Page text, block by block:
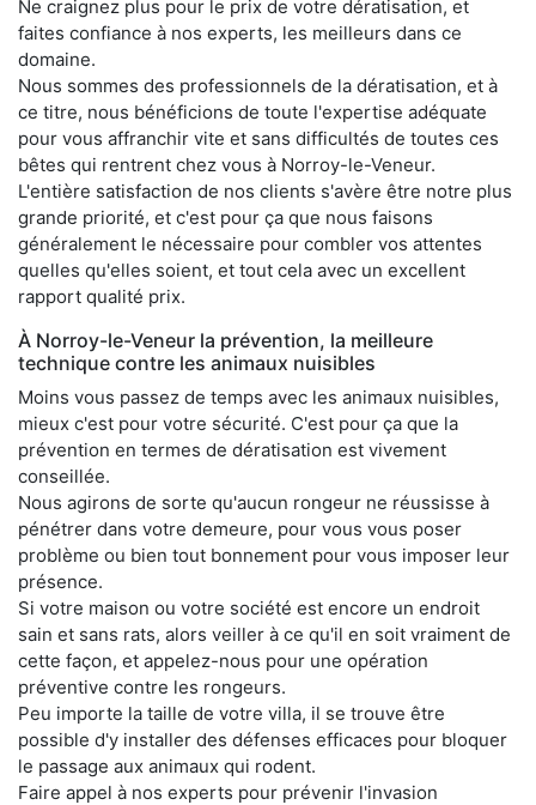
Ne craignez plus pour le prix de votre dératisation, et
faites confiance à nos experts, les meilleurs dans ce
domaine.
Nous sommes des professionnels de la dératisation, et à
ce titre, nous bénéficions de toute l'expertise adéquate
pour vous affranchir vite et sans difficultés de toutes ces
bêtes qui rentrent chez vous à Norroy-le-Veneur.
L'entière satisfaction de nos clients s'avère être notre plus
grande priorité, et c'est pour ça que nous faisons
généralement le nécessaire pour combler vos attentes
quelles qu'elles soient, et tout cela avec un excellent
rapport qualité prix.
À Norroy-le-Veneur la prévention, la meilleure
technique contre les animaux nuisibles
Moins vous passez de temps avec les animaux nuisibles,
mieux c'est pour votre sécurité. C'est pour ça que la
prévention en termes de dératisation est vivement
conseillée.
Nous agirons de sorte qu'aucun rongeur ne réussisse à
pénétrer dans votre demeure, pour vous vous poser
problème ou bien tout bonnement pour vous imposer leur
présence.
Si votre maison ou votre société est encore un endroit
sain et sans rats, alors veiller à ce qu'il en soit vraiment de
cette façon, et appelez-nous pour une opération
préventive contre les rongeurs.
Peu importe la taille de votre villa, il se trouve être
possible d'y installer des défenses efficaces pour bloquer
le passage aux animaux qui rodent.
Faire appel à nos experts pour prévenir l'invasion